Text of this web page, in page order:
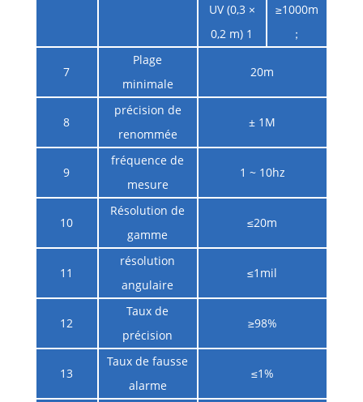
UV (0,3 ×
0,2 m) 1
≥1000m
；
7
Plage
minimale
20m
8
précision de
renommée
± 1M
9
fréquence de
mesure
1 ~ 10hz
10
Résolution de
gamme
≤20m
11
résolution
angulaire
≤1mil
12
Taux de
précision
≥98%
13
Taux de fausse
alarme
≤1%